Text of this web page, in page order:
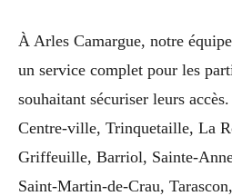
À Arles Camargue, notre
un service complet pour les
souhaitant sécuriser leurs
Centre-ville, Trinquetaille, La
Griffeuille, Barriol, Sainte-
Saint-Martin-de-Crau,